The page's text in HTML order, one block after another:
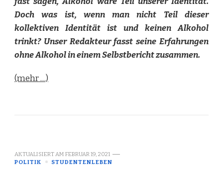
Doch was ist, wenn man nicht Teil dieser
kollektiven Identität ist und keinen Alkohol
trinkt? Unser Redakteur fasst seine Erfahrungen
ohne Alkohol in einem Selbstbericht zusammen.
(mehr …)
AKTUALISIERT AM FEBRUAR 19, 2021
POLITIK
STUDENTENLEBEN